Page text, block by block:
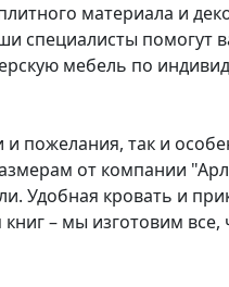
материала и
специалисты помогут
мебель по
так и
от компании
Удобная кровать и
– мы изготовим